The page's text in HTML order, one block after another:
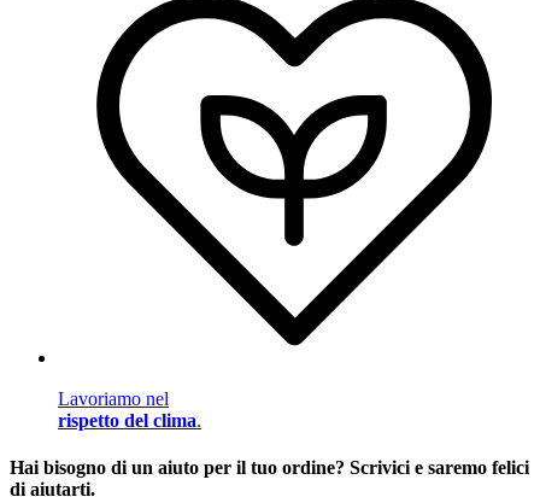
Lavoriamo nel
rispetto del clima.
Hai bisogno di un aiuto per il tuo ordine? Scrivici e saremo felici
di aiutarti.